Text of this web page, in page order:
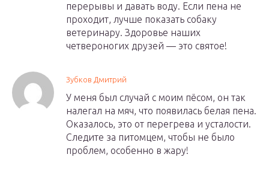
перерывы и давать воду. Если пена не
проходит, лучше показать собаку
ветеринару. Здоровье наших
четвероногих друзей — это святое!
Зубков Дмитрий
У меня был случай с моим пёсом, он так
налегал на мяч, что появилась белая пена.
Оказалось, это от перегрева и усталости.
Следите за питомцем, чтобы не было
проблем, особенно в жару!